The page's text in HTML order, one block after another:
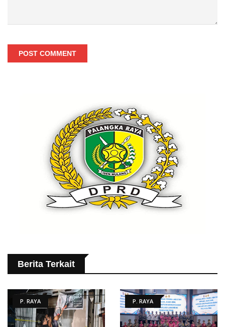
POST COMMENT
Berita Terkait
P. RAYA P. RAYA